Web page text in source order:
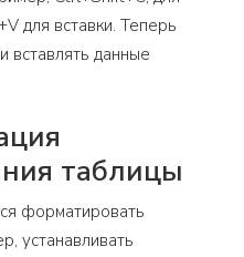
для вставки. Теперь
вставлять данные
таблицы
форматировать
устанавливать